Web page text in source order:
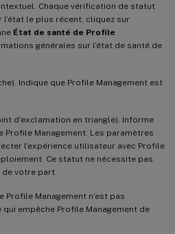
Chaque vérification de statut
le plus récent, cliquez sur
État de santé de Profile
générales sur l’état de santé de
Indique que Profile Management est
d’exclamation en triangle). Informe
Management. Les paramètres
l’expérience utilisateur avec Profile
Ce statut ne nécessite pas
votre part.
Profile Management n’est pas
empêche Profile Management de